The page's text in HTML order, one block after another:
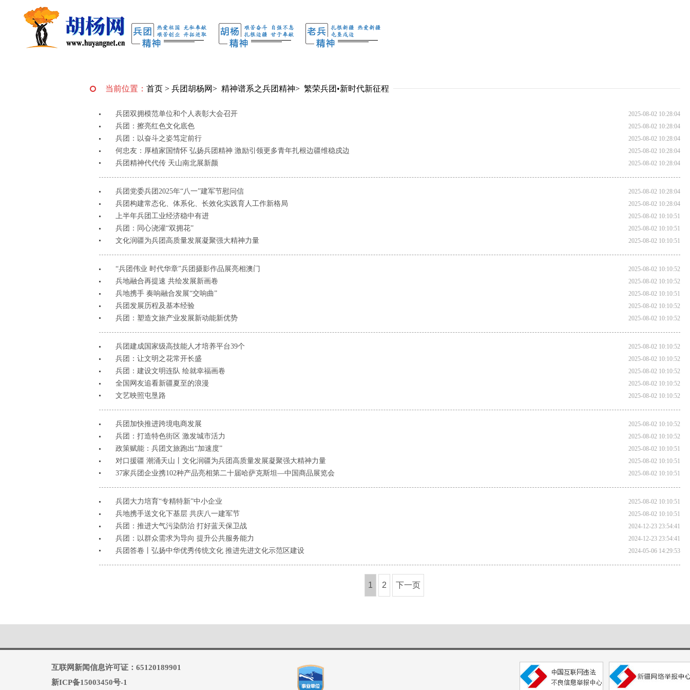
当前位置： 首页 > 兵团胡杨网> 精神谱系之兵团精神> 繁荣兵团•新时代新征程
兵团双拥模范单位和个人表彰大会召开 2025-08-02 10:28:04
兵团：擦亮红色文化底色 2025-08-02 10:28:04
兵团：以奋斗之姿笃定前行 2025-08-02 10:28:04
何忠友：厚植家国情怀 弘扬兵团精神 激励引领更多青年扎根边疆维稳戍边 2025-08-02 10:28:04
兵团精神代代传 天山南北展新颜 2025-08-02 10:28:04
兵团党委兵团2025年“八一”建军节慰问信 2025-08-02 10:28:04
兵团构建常态化、体系化、长效化实践育人工作新格局 2025-08-02 10:28:04
上半年兵团工业经济稳中有进 2025-08-02 10:10:51
兵团：同心浇灌“双拥花” 2025-08-02 10:10:51
文化润疆为兵团高质量发展凝聚强大精神力量 2025-08-02 10:10:51
“兵团伟业 时代华章”兵团摄影作品展亮相澳门 2025-08-02 10:10:52
兵地融合再提速 共绘发展新画卷 2025-08-02 10:10:52
兵地携手 奏响融合发展“交响曲” 2025-08-02 10:10:51
兵团发展历程及基本经验 2025-08-02 10:10:52
兵团：塑造文旅产业发展新动能新优势 2025-08-02 10:10:52
兵团建成国家级高技能人才培养平台39个 2025-08-02 10:10:52
兵团：让文明之花常开长盛 2025-08-02 10:10:52
兵团：建设文明连队 绘就幸福画卷 2025-08-02 10:10:52
全国网友追看新疆夏至的浪漫 2025-08-02 10:10:52
文艺映照屯垦路 2025-08-02 10:10:52
兵团加快推进跨境电商发展 2025-08-02 10:10:52
兵团：打造特色街区 激发城市活力 2025-08-02 10:10:52
政策赋能：兵团文旅跑出“加速度” 2025-08-02 10:10:51
对口援疆 潮涌天山丨文化润疆为兵团高质量发展凝聚强大精神力量 2025-08-02 10:10:51
37家兵团企业携102种产品亮相第二十届哈萨克斯坦—中国商品展览会 2025-08-02 10:10:51
兵团大力培育“专精特新”中小企业 2025-08-02 10:10:51
兵地携手送文化下基层 共庆八一建军节 2025-08-02 10:10:51
兵团：推进大气污染防治 打好蓝天保卫战 2024-12-23 23:54:41
兵团：以群众需求为导向 提升公共服务能力 2024-12-23 23:54:41
兵团答卷丨弘扬中华优秀传统文化 推进先进文化示范区建设 2024-05-06 14:29:53
1 2 下一页
互联网新闻信息许可证：65120189901
新ICP备15003450号-1